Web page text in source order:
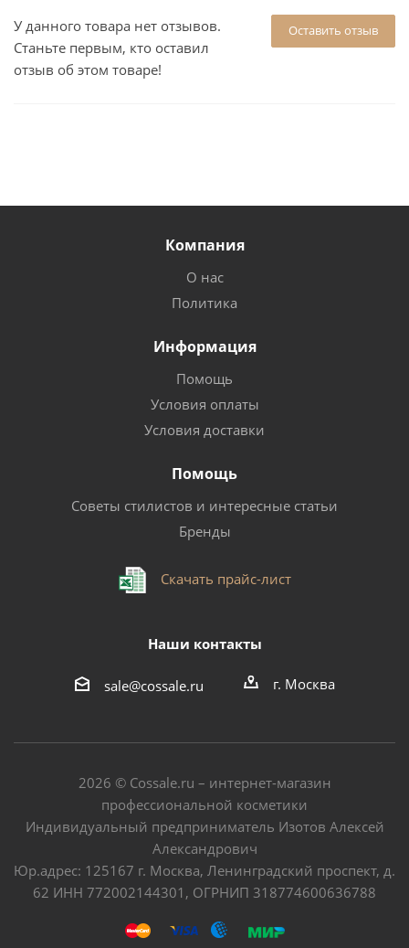
Оставить отзыв
У данного товара нет отзывов.
Станьте первым, кто оставил
отзыв об этом товаре!
Компания
О нас
Политика
Информация
Помощь
Условия оплаты
Условия доставки
Помощь
Советы стилистов и интересные статьи
Бренды
Скачать прайс-лист
Наши контакты
sale@cossale.ru г. Москва
2026 © Сossale.ru – интернет-магазин
профессиональной косметики
Индивидуальный предприниматель Изотов Алексей
Александрович
Юр.адрес: 125167 г. Москва, Ленинградский проспект, д.
62 ИНН 772002144301, ОГРНИП 318774600636788